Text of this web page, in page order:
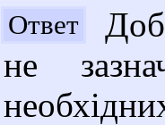
Ответ
не